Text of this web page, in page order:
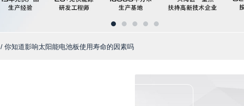
/ 你知道影响太阳能电池板使用寿命的因素吗